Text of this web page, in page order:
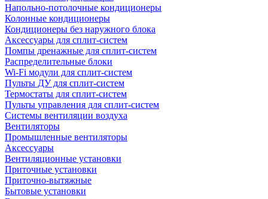
Напольно-потолочные кондиционеры
Колонные кондиционеры
Кондиционеры без наружного блока
Аксессуары для сплит-систем
Помпы дренажные для сплит-систем
Распределительные блоки
Wi-Fi модули для сплит-систем
Пульты ДУ для сплит-систем
Термостаты для сплит-систем
Пульты управления для сплит-систем
Системы вентиляции воздуха
Вентиляторы
Промышленные вентиляторы
Аксессуары
Вентиляционные установки
Приточные установки
Приточно-вытяжные
Бытовые установки